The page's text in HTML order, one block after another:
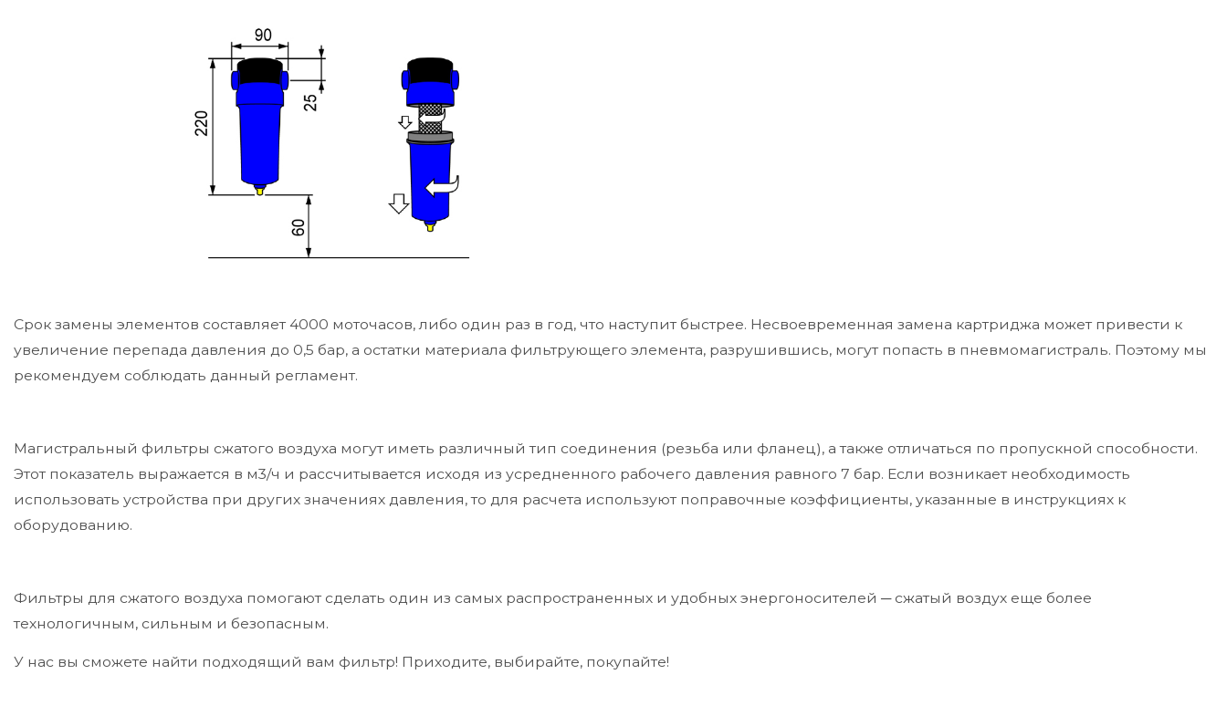
Срок замены элементов составляет 4000 моточасов, либо один раз в год, что наступит быстрее. Несвоевременная замена картриджа может привести к
увеличение перепада давления до 0,5 бар, а остатки материала фильтрующего элемента, разрушившись, могут попасть в пневмомагистраль. Поэтому мы
рекомендуем соблюдать данный регламент.
Магистральный фильтры сжатого воздуха могут иметь различный тип соединения (резьба или фланец), а также отличаться по пропускной способности.
Этот показатель выражается в м3/ч и рассчитывается исходя из усредненного рабочего давления равного 7 бар. Если возникает необходимость
использовать устройства при других значениях давления, то для расчета используют поправочные коэффициенты, указанные в инструкциях к
оборудованию.
Фильтры для сжатого воздуха помогают сделать один из самых распространенных и удобных энергоносителей ─ сжатый воздух еще более
технологичным, сильным и безопасным.
У нас вы сможете найти подходящий вам фильтр! Приходите, выбирайте, покупайте!